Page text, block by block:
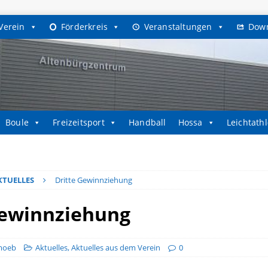
Förderkreis Veranstaltungen
Boule Freizeitsport Handball Hossa
Dritte Gewinnziehung
Aktuelles,Aktuelles aus dem Verein 0